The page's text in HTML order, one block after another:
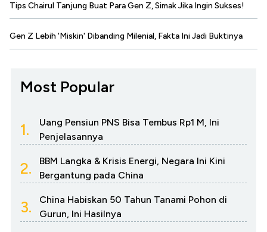
Tips Chairul Tanjung Buat Para Gen Z, Simak Jika Ingin Sukses!
Gen Z Lebih 'Miskin' Dibanding Milenial, Fakta Ini Jadi Buktinya
Most Popular
1.
Uang Pensiun PNS Bisa Tembus Rp1 M, Ini
Penjelasannya
2.
BBM Langka & Krisis Energi, Negara Ini Kini
Bergantung pada China
3.
China Habiskan 50 Tahun Tanami Pohon di
Gurun, Ini Hasilnya